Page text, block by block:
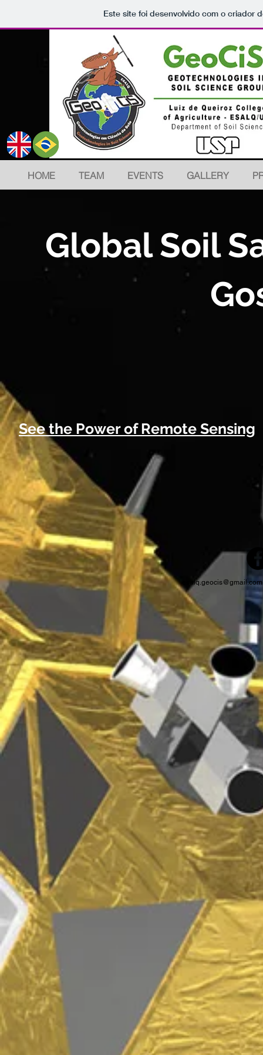
Este site foi desenvolvido com o criador
HOME TEAM EVENTS GALLERY
Global Soil
See the Power of Remote Sensing
esalq.geocis@gmail.com